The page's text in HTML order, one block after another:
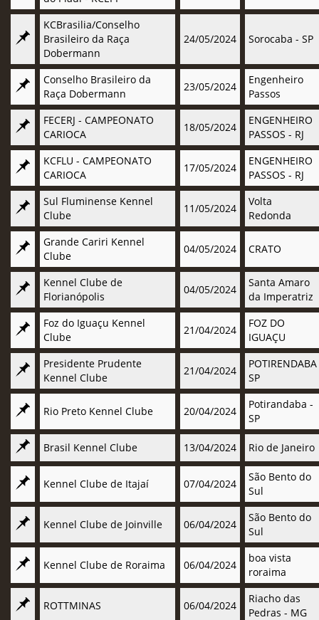
KCBrasilia/Conselho
Brasileiro da Raça
Dobermann
24/05/2024 Sorocaba - SP
Conselho Brasileiro da
Raça Dobermann
23/05/2024
Engenheiro
Passos
FECERJ - CAMPEONATO
CARIOCA
18/05/2024
ENGENHEIRO
PASSOS - RJ
KCFLU - CAMPEONATO
CARIOCA
17/05/2024
ENGENHEIRO
PASSOS - RJ
Sul Fluminense Kennel
Clube
11/05/2024
Volta
Redonda
Grande Cariri Kennel
Clube
04/05/2024 CRATO
Kennel Clube de
Florianópolis
04/05/2024
Santa Amaro
da Imperatriz
Foz do Iguaçu Kennel
Clube
21/04/2024
FOZ DO
IGUAÇU
Presidente Prudente
Kennel Clube
21/04/2024
POTIRENDABA
SP
Rio Preto Kennel Clube 20/04/2024
Potirandaba -
SP
Brasil Kennel Clube 13/04/2024 Rio de Janeiro
Kennel Clube de Itajaí 07/04/2024
São Bento do
Sul
Kennel Clube de Joinville 06/04/2024
São Bento do
Sul
Kennel Clube de Roraima 06/04/2024
boa vista
roraima
ROTTMINAS 06/04/2024
Riacho das
Pedras - MG